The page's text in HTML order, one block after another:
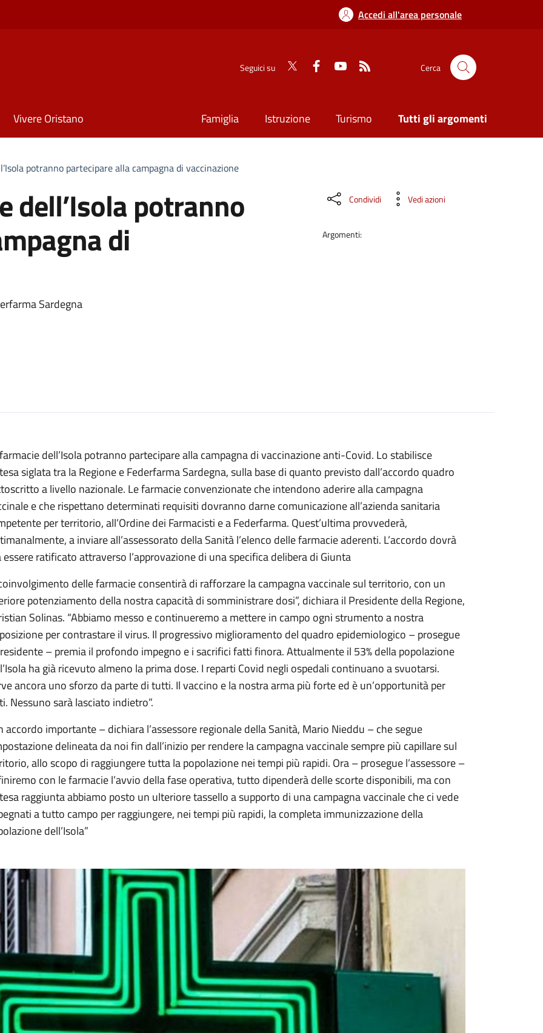
Accedi all'area personale
Seguici su Cerca
Vivere Oristano Famiglia Istruzione Turismo Tutti gli argomenti
potranno partecipare alla campagna di vaccinazione
dell’Isola potranno
di
Sardegna
Condividi Vedi azioni
Argomenti:
dell’Isola potranno partecipare alla campagna di vaccinazione anti-Covid. Lo stabilisce
siglata tra la Regione e Federfarma Sardegna, sulla base di quanto previsto dall’accordo quadro
a livello nazionale. Le farmacie convenzionate che intendono aderire alla campagna
e che rispettano determinati requisiti dovranno darne comunicazione all’azienda sanitaria
per territorio, all’Ordine dei Farmacisti e a Federfarma. Quest’ultima provvederà,
a inviare all’assessorato della Sanità l’elenco delle farmacie aderenti. L’accordo dovrà
essere ratificato attraverso l’approvazione di una specifica delibera di Giunta
delle farmacie consentirà di rafforzare la campagna vaccinale sul territorio, con un
potenziamento della nostra capacità di somministrare dosi”, dichiara il Presidente della Regione,
Solinas. “Abbiamo messo e continueremo a mettere in campo ogni strumento a nostra
per contrastare il virus. Il progressivo miglioramento del quadro epidemiologico – prosegue
– premia il profondo impegno e i sacrifici fatti finora. Attualmente il 53% della popolazione
ha già ricevuto almeno la prima dose. I reparti Covid negli ospedali continuano a svuotarsi.
ancora uno sforzo da parte di tutti. Il vaccino e la nostra arma più forte ed è un’opportunità per
Nessuno sarà lasciato indietro”.
accordo importante – dichiara l’assessore regionale della Sanità, Mario Nieddu – che segue
delineata da noi fin dall’inizio per rendere la campagna vaccinale sempre più capillare sul
allo scopo di raggiungere tutta la popolazione nei tempi più rapidi. Ora – prosegue l’assessore –
con le farmacie l’avvio della fase operativa, tutto dipenderà delle scorte disponibili, ma con
raggiunta abbiamo posto un ulteriore tassello a supporto di una campagna vaccinale che ci vede
a tutto campo per raggiungere, nei tempi più rapidi, la completa immunizzazione della
dell’Isola”